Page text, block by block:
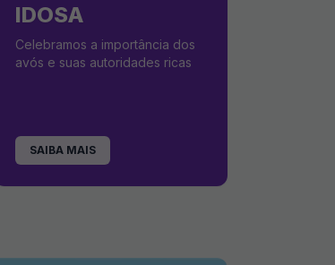
IDOSA
Celebramos a importância dos
avós e suas autoridades ricas
SAIBA MAIS